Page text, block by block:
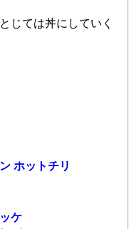
じては丼にしていく
ホットチリ
ケ